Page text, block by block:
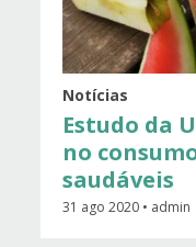
Notícias
Estudo da
no
saudáveis
31 ago 2020 • admin